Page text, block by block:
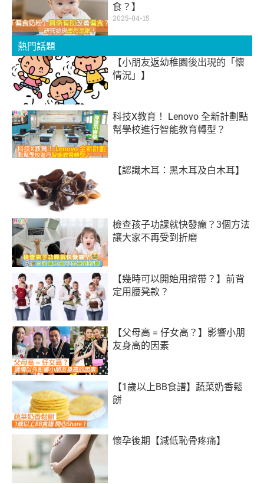
食？】
2025-04-15
熱門話題
【小朋友返幼稚園後出現的「懷
情況」】
科技X教育！ Lenovo 全新計劃點
幫學校進行智能教育轉型？
【認識木耳：黑木耳及白木耳】
檢查孩子功課就快發癲？3個方法
讓大家不再受到折磨
【幾時可以開始用揹帶？】前背
定用腰凳款？
【父母高 = 仔女高？】影響小朋
友身高的因素
【1歲以上BB食譜】蔬菜奶香鬆
餅
懷孕後期【減低恥骨疼痛】